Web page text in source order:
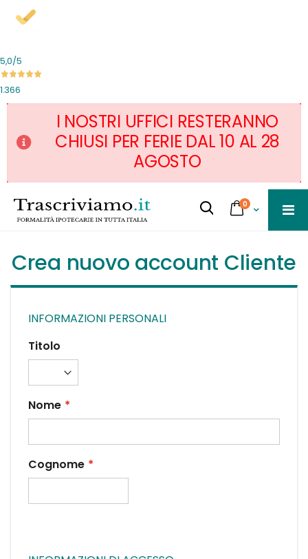
5,0/5
1.366
I NOSTRI UFFICI RESTERANNO
CHIUSI PER FERIE DAL 10 AL 28
AGOSTO
al
contenuto
Cart
0servizi
Cerca...
Crea nuovo account Cliente
INFORMAZIONI PERSONALI
Titolo
Nome
Cognome